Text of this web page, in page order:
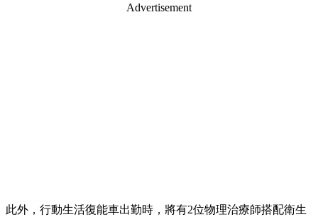
Advertisement
此外，行動生活復能車出勤時，將有2位物理治療師搭配衛生